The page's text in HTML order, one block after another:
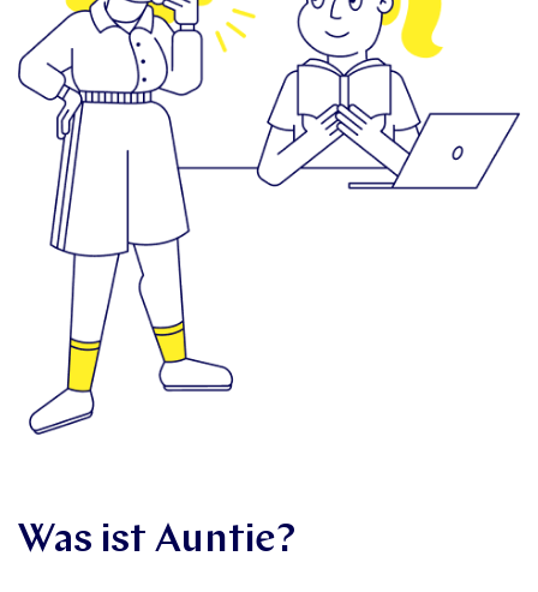
Was ist Auntie?